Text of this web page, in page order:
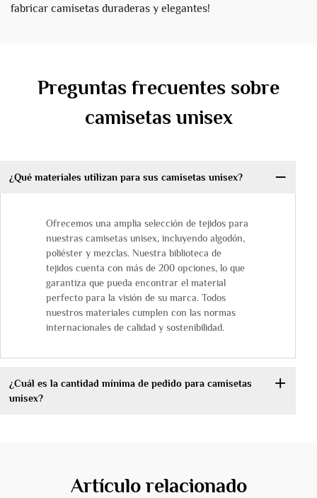
fabricar camisetas duraderas y elegantes!
Preguntas frecuentes sobre
camisetas unisex
¿Qué materiales utilizan para sus camisetas unisex?
Ofrecemos una amplia selección de tejidos para
nuestras camisetas unisex, incluyendo algodón,
poliéster y mezclas. Nuestra biblioteca de
tejidos cuenta con más de 200 opciones, lo que
garantiza que pueda encontrar el material
perfecto para la visión de su marca. Todos
nuestros materiales cumplen con las normas
internacionales de calidad y sostenibilidad.
¿Cuál es la cantidad mínima de pedido para camisetas
unisex?
Artículo relacionado